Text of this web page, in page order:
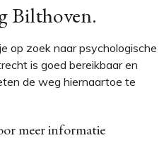
Bilthoven.
op zoek naar psychologische
is goed bereikbaar en
de weg hiernaartoe te
meer informatie